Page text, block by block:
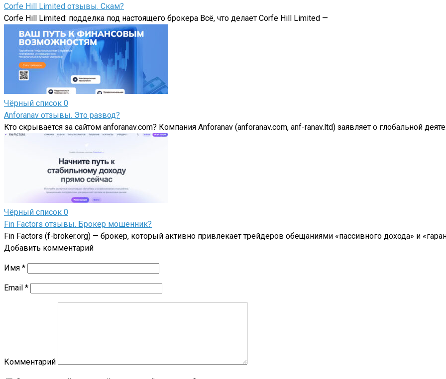
Corfe Hill Limited отзывы. Скам?
Corfe Hill Limited: подделка под настоящего брокера Всё, что делает Corfe Hill Limited —
Чёрный список 0
Аnforanav отзывы. Это развод?
Кто скрывается за сайтом anforanav.com? Компания Аnforanav (anforanav.com, anf-ranav.ltd) заявляет о глобальной
Чёрный список 0
Fin Factors отзывы. Брокер мошенник?
Fin Factors (f-broker.org) — брокер, который активно привлекает трейдеров обещаниями «пассивного дохода» и
Добавить комментарий
Имя *
Email *
Комментарий